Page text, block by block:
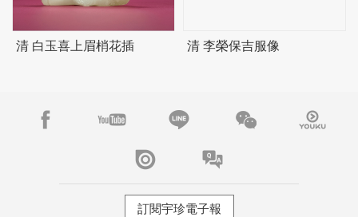
清 白玉喜上眉梢花插 清 李榮保吉服像
訂閱宇珍電子報